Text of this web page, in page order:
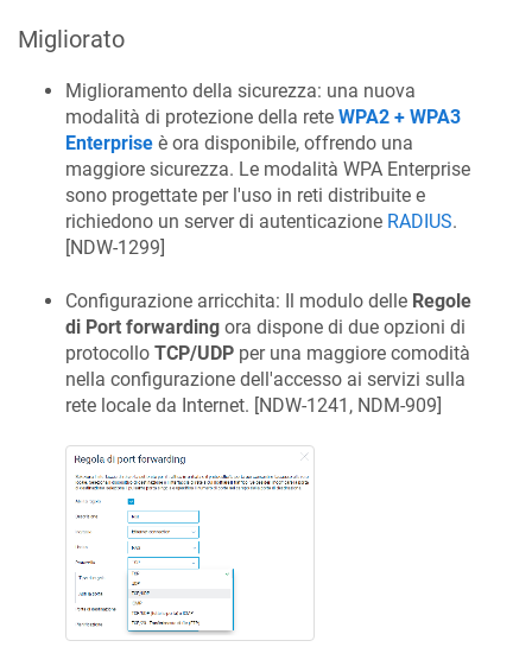
Migliorato
Miglioramento della sicurezza: una nuova
modalità di protezione della rete WPA2 + WPA3
Enterprise è ora disponibile, offrendo una
maggiore sicurezza. Le modalità WPA Enterprise
sono progettate per l'uso in reti distribuite e
richiedono un server di autenticazione RADIUS.
[NDW-1299]
Configurazione arricchita: Il modulo delle Regole
di Port forwarding ora dispone di due opzioni di
protocollo TCP/UDP per una maggiore comodità
nella configurazione dell'accesso ai servizi sulla
rete locale da Internet. [NDW-1241, NDM-909]